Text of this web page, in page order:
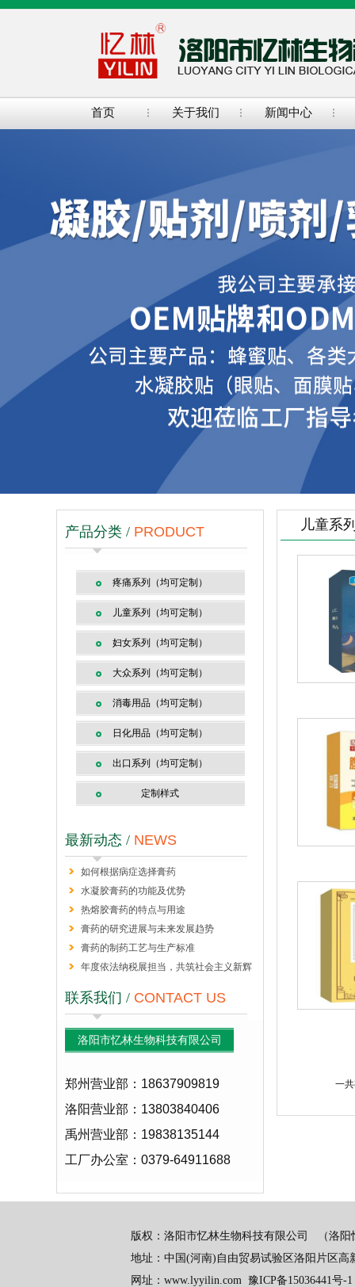
首页 关于我们 新闻中心
产品分类 / PRODUCT
疼痛系列（均可定制）
儿童系列（均可定制）
妇女系列（均可定制）
大众系列（均可定制）
消毒用品（均可定制）
日化用品（均可定制）
出口系列（均可定制）
定制样式
最新动态 / NEWS
如何根据病症选择膏药
水凝胶膏药的功能及优势
热熔胶膏药的特点与用途
膏药的研究进展与未来发展趋势
膏药的制药工艺与生产标准
年度依法纳税展担当，共筑社会主义新辉
联系我们 / CONTACT US
洛阳市忆林生物科技有限公司
郑州营业部：18637909819
洛阳营业部：13803840406
禹州营业部：19838135144
工厂办公室：0379-64911688
儿童系
一
版权：洛阳市忆林生物科技有限公司
（洛阳
地址：中国(河南)自由贸易试验区洛阳片区
网址：www.lyyilin.com 豫ICP备15036441号-1